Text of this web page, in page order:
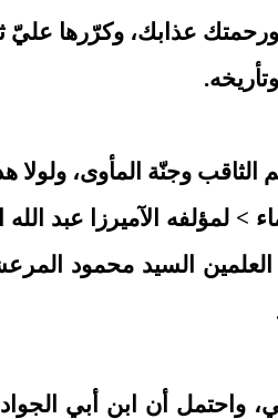
عذابك، وكرّرها عليّ
الثاقب وجنّة المأوى،
في قم المقدسة بجهود العلمين
واحتمل أن ابن أبي